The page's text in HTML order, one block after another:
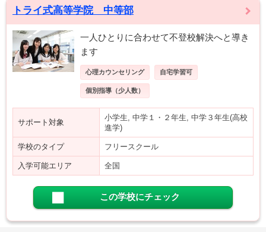
トライ式高等学院 中等部
一人ひとりに合わせて不登校解決へと導き
ます
心理カウンセリング 自宅学習可
個別指導（少人数）
サポート対象
小学生, 中学１・２年生, 中学３年生(高校
進学)
学校のタイプ フリースクール
入学可能エリア 全国
この学校にチェック